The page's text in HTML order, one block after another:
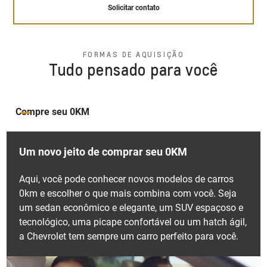
para enfrentar qualquer tipo
de terreno
Bancos ajustáveis e com
densidade variável
Isolamento acústico
reforçado
Ao identificar desvios, além de alertar o motorista,
Alerta de tráfego cruzado
traseiro
tecnologia alerta o motorista sempre que detectar
Solicitar contato
exclusividade, um interior com novos tapetes de visual
marcantes, e uma traseira repleta de inovações.
Solicitar contato
Solicitar contato
FORMAS DE AQUISIÇÃO
Tudo pensado para você
Compre seu 0KM
Um novo jeito de comprar seu 0KM
Aqui, você pode conhecer novos modelos de carros
0km e escolher o que mais combina com você. Seja
um sedan econômico e elegante, um SUV espaçoso e
tecnológico, uma picape confortável ou um hatch ágil,
a Chevrolet tem sempre um carro perfeito para você.